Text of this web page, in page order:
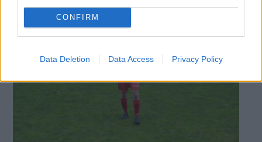
CONFIRM
Data Deletion Data Access Privacy Policy